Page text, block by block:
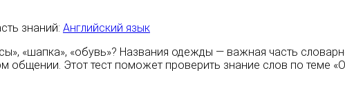
знаний: Английский язык
«шапка», «обувь»? Названия одежды — важная часть
общении. Этот тест поможет проверить знание слов по теме